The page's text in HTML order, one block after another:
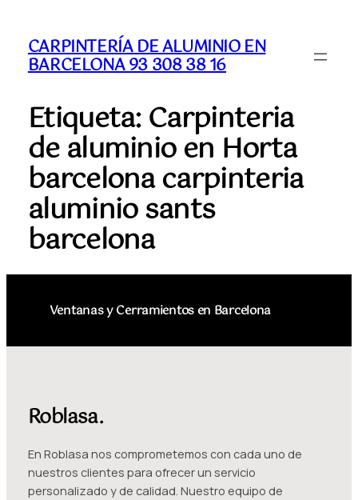
CARPINTERÍA DE ALUMINIO EN
BARCELONA 93 308 38 16
Etiqueta:Carpinteria
de aluminio en Horta
barcelona carpinteria
aluminio sants
barcelona
Ventanas y Cerramientos en Barcelona
Roblasa.
En Roblasa nos comprometemos con cada uno de
nuestros clientes para ofrecer un servicio
personalizado y de calidad. Nuestro equipo de